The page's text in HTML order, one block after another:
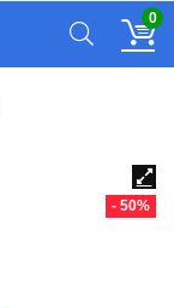
0
- 50%